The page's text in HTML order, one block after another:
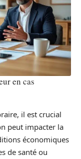
en cas
il est crucial
peut impacter la
économiques
de santé ou